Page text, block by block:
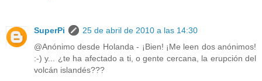
SuperPi
25 de abril de 2010 a las 14:30
@Anónimo desde Holanda - ¡Bien! ¡Me leen dos anónimos!
:-) y... ¿te ha afectado a ti, o gente cercana, la erupción del
volcán islandés???